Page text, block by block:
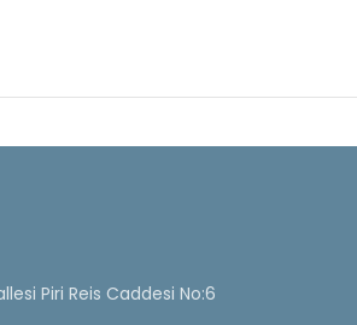
Piri Reis Caddesi No:6